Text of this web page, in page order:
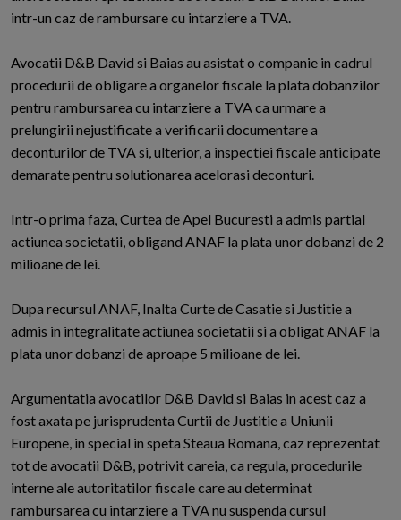
intr-un caz de rambursare cu intarziere a TVA.
Avocatii D&B David si Baias au asistat o companie in cadrul
procedurii de obligare a organelor fiscale la plata dobanzilor
pentru rambursarea cu intarziere a TVA ca urmare a
prelungirii nejustificate a verificarii documentare a
deconturilor de TVA si, ulterior, a inspectiei fiscale anticipate
demarate pentru solutionarea acelorasi deconturi.
Intr-o prima faza, Curtea de Apel Bucuresti a admis partial
actiunea societatii, obligand ANAF la plata unor dobanzi de 2
milioane de lei.
Dupa recursul ANAF, Inalta Curte de Casatie si Justitie a
admis in integralitate actiunea societatii si a obligat ANAF la
plata unor dobanzi de aproape 5 milioane de lei.
Argumentatia avocatilor D&B David si Baias in acest caz a
fost axata pe jurisprudenta Curtii de Justitie a Uniunii
Europene, in special in speta Steaua Romana, caz reprezentat
tot de avocatii D&B, potrivit careia, ca regula, procedurile
interne ale autoritatilor fiscale care au determinat
rambursarea cu intarziere a TVA nu suspenda cursul